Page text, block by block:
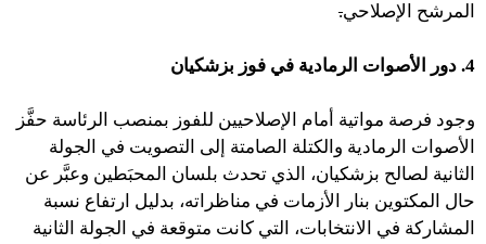
المرشح الإصلاحي.
4. دور الأصوات الرمادية في فوز بزشكيان
وجود فرصة مواتية أمام الإصلاحيين للفوز بمنصب الرئاسة حفَّز
الأصوات الرمادية والكتلة الصامتة إلى التصويت في الجولة
الثانية لصالح بزشكيان، الذي تحدث بلسان المحبَطين وعبَّر عن
حال المكتوين بنار الأزمات في مناظراته، بدليل ارتفاع نسبة
المشاركة في الانتخابات، التي كانت متوقعة في الجولة الثانية